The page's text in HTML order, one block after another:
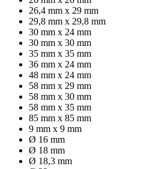
26,4 mm x 29 mm
29,8 mm x 29,8 mm
30 mm x 24 mm
30 mm x 30 mm
35 mm x 35 mm
36 mm x 24 mm
48 mm x 24 mm
58 mm x 29 mm
58 mm x 30 mm
58 mm x 35 mm
85 mm x 85 mm
9 mm x 9 mm
Ø 16 mm
Ø 18 mm
Ø 18,3 mm